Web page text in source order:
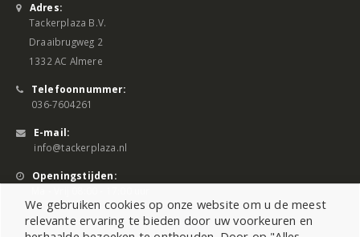
Adres:
Tackerplaza B.V.
Draaibrugweg 2
1332 AC Almere
Telefoonnummer:
036-7604261
E-mail:
info@tackerplaza.nl
Openingstijden:
We gebruiken cookies op onze website om u de meest
relevante ervaring te bieden door uw voorkeuren en